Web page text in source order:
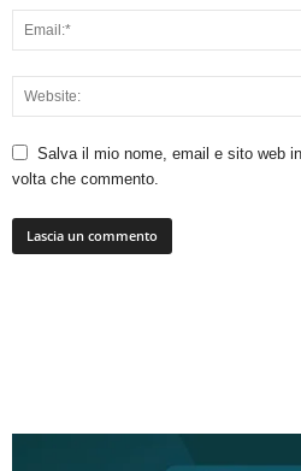
Salva il mio nome, email e sito web
volta che commento.